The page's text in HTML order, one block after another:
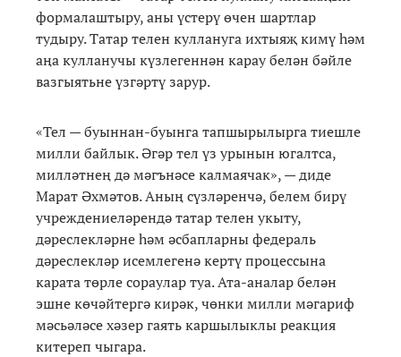
формалаштыру, аны үстерү өчен шартлар
тудыру. Татар телен куллануга ихтыяҗ кимү һәм
аңа кулланучы күзлегеннән карау белән бәйле
вазгыятьне үзгәртү зарур.
«Тел — буыннан-буынга тапшырылырга тиешле
милли байлык. Әгәр тел үз урынын югалтса,
милләтнең дә мәгънәсе калмаячак», — диде
Марат Әхмәтов. Аның сүзләренчә, белем бирү
учреждениеләрендә татар телен укыту,
дәреслекләрне һәм әсбапларны федераль
дәреслекләр исемлегенә кертү процессына
карата төрле сораулар туа. Ата-аналар белән
эшне көчәйтергә кирәк, чөнки милли мәгариф
мәсьәләсе хәзер гаять каршылыклы реакция
китереп чыгара.